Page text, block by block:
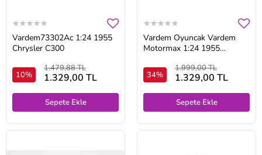
Vardem73302Ac 1:24 1955
Chrysler C300
10%
1.479,88 TL
1.329,00 TL
Sepete Ekle
Vardem Oyuncak Vardem
Motormax 1:24 1955
34%
1.999,00 TL
1.329,00 TL
Sepete Ekle